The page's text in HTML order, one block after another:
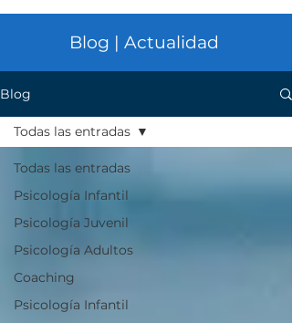
Blog | Actualidad
Blog
Todas las entradas
Psicología Infantil
Psicología Juvenil
Psicología Adultos
Coaching
Psicología Infantil
Todas las entradas